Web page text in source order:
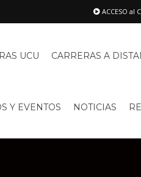
ACCESO al
UCU CARRERAS A
Y EVENTOS NOTICIAS